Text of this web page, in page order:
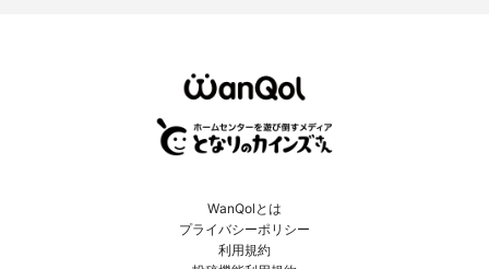
WanQolとは
プライバシーポリシー
利用規約